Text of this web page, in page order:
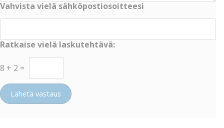
Vahvista vielä sähköpostiosoitteesi
Ratkaise vielä laskutehtävä:
8 + 2 =
Lähetä vastaus